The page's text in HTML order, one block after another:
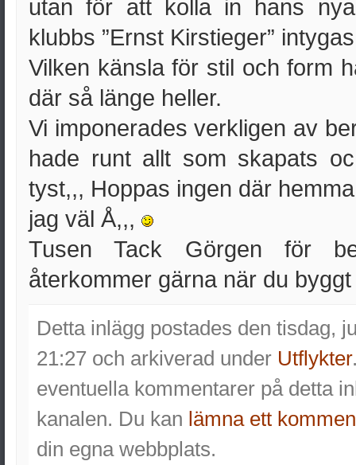
utan för att kolla in hans
klubbs ”Ernst Kirstieger”
Vilken känsla för stil och form
där så länge heller.
Vi imponerades verkligen av
hade runt allt som skapats
tyst,,, Hoppas ingen där
jag väl Å,,,
Tusen Tack Görgen för
återkommer gärna när du byggt
Detta inlägg postades den tisdag,
21:27 och arkiverad under Utflykter
eventuella kommentarer på detta
kanalen. Du kan lämna ett
din egna webbplats.